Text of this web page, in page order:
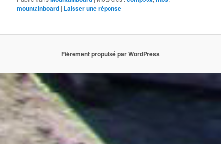
mountainboard | Laisser une réponse
Fièrement propulsé par WordPress